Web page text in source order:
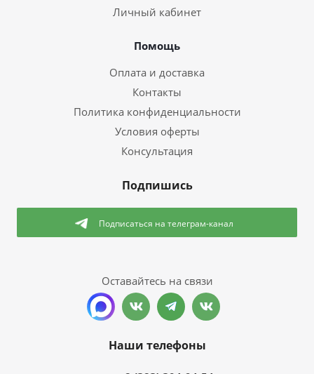
Личный кабинет
Помощь
Оплата и доставка
Контакты
Политика конфиденциальности
Условия оферты
Консультация
Подпишись
Подписаться на телеграм-канал
Оставайтесь на связи
Наши телефоны